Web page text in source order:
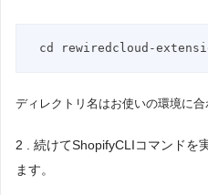
cd rewiredcloud-
ディレクトリ名はお使いの環境に合
2 . 続けてShopifyCLIコマンドを
ます。